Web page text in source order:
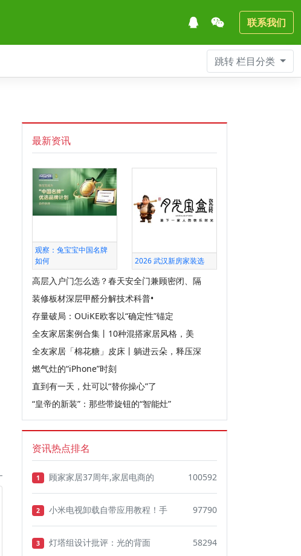
联系我们
跳转栏目分类
最新资讯
观察：兔宝宝中国名牌
如何
2026 武汉新房家装选
高层入户门怎么选？春天安全门兼顾密闭、隔
装修板材深层甲醛分解技术科普•
存量破局：OUiKE欧客以“确定性”锚定
全友家居案例合集丨10种混搭家居风格，美
全友家居「棉花糖」皮床丨躺进云朵，释压深
燃气灶的“iPhone”时刻
直到有一天，灶可以“替你操心”了
“皇帝的新装”：那些带旋钮的“智能灶”
资讯热点排名
1 顾家家居37周年,家居电商的 100592
2 小米电视卸载自带应用教程！手 97790
3 灯塔组设计批评：光的背面 58294